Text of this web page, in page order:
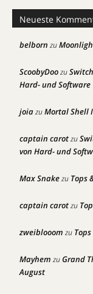
Neueste
belborn zu
ScoobyDoozu
Hard- und Software
joiazuMortal Shell
captain carotzu
von Hard- und
Max Snakezu Tops
captain carotzu
zweiblooom zu
Mayhem zuGrand
August